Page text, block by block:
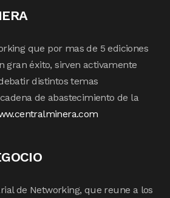
que por mas de 5 ediciones
gran éxito, sirven activamente
distintos temas
de abastecimiento de la
de Networking, que reune a los